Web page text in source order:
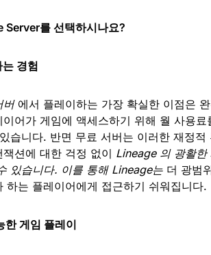
Server를 선택하시나요?
경험
버 에서 플레이하는 가장 확실한 이점은
이어가 게임에 액세스하기 위해 월 사용
습니다. 반면 무료 서버는 이러한 재정
션에 대한 걱정 없이 Lineage 의 광활
있습니다. 이를 통해 Lineage는 더 광범
하는 플레이어에게 접근하기 쉬워집니다.
한 게임 플레이